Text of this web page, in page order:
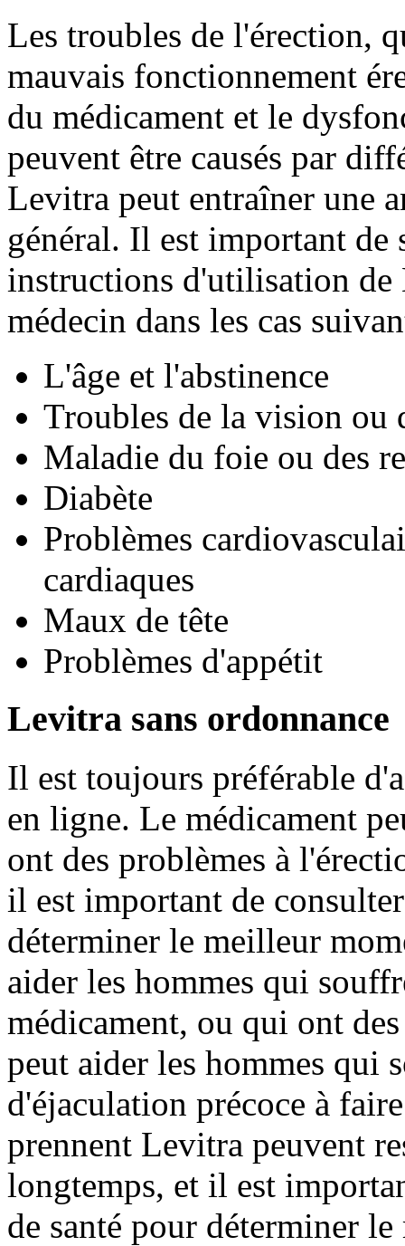
Les troubles de l'érection,
mauvais fonctionnement
du médicament et le
peuvent être causés par
Levitra peut entraîner une
général. Il est important de
instructions d'utilisation
médecin dans les cas
L'âge et l'abstinence
Troubles de la vision ou
Maladie du foie ou des
Diabète
Problèmes
cardiaques
Maux de tête
Problèmes d'appétit
Levitra sans ordonnance
Il est toujours préférable
en ligne. Le médicament
ont des problèmes à
il est important de
déterminer le meilleur
aider les hommes qui
médicament, ou qui ont
peut aider les hommes qui
d'éjaculation précoce à
prennent Levitra peuvent
longtemps, et il est
de santé pour déterminer